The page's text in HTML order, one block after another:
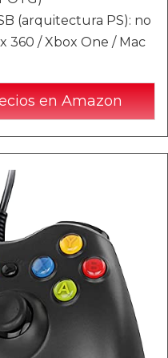
(arquitectura PS): no
360 / Xbox One / Mac
en Amazon